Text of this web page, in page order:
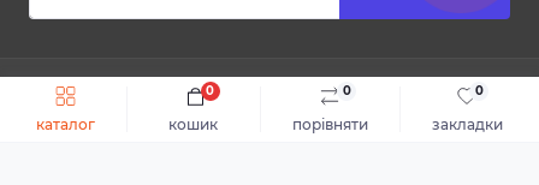
каталог порівняти
0
закладки
0
кошик
0
Швидке замовлення До кошика
ІНФОРМАЦІЯ